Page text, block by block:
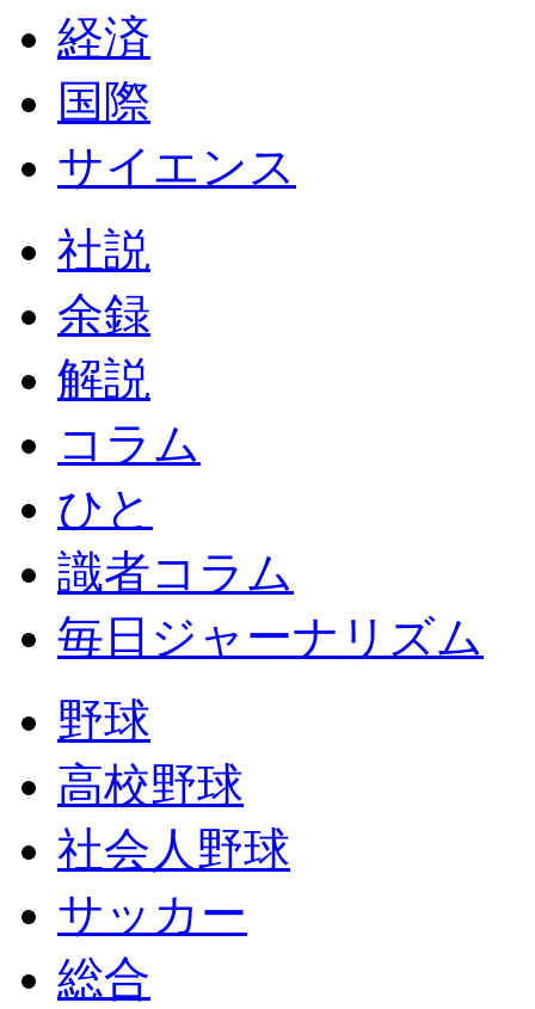
経済
国際
サイエンス
社説
余録
解説
コラム
ひと
識者コラム
毎日ジャーナリズム
野球
高校野球
社会人野球
サッカー
総合